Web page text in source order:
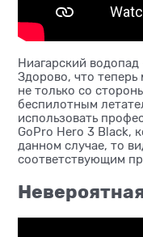
Ниагарский
Здорово, что
не только со
беспилотным
использовать
GoPro Hero 3 Black,
данном случае, то
соответствующим